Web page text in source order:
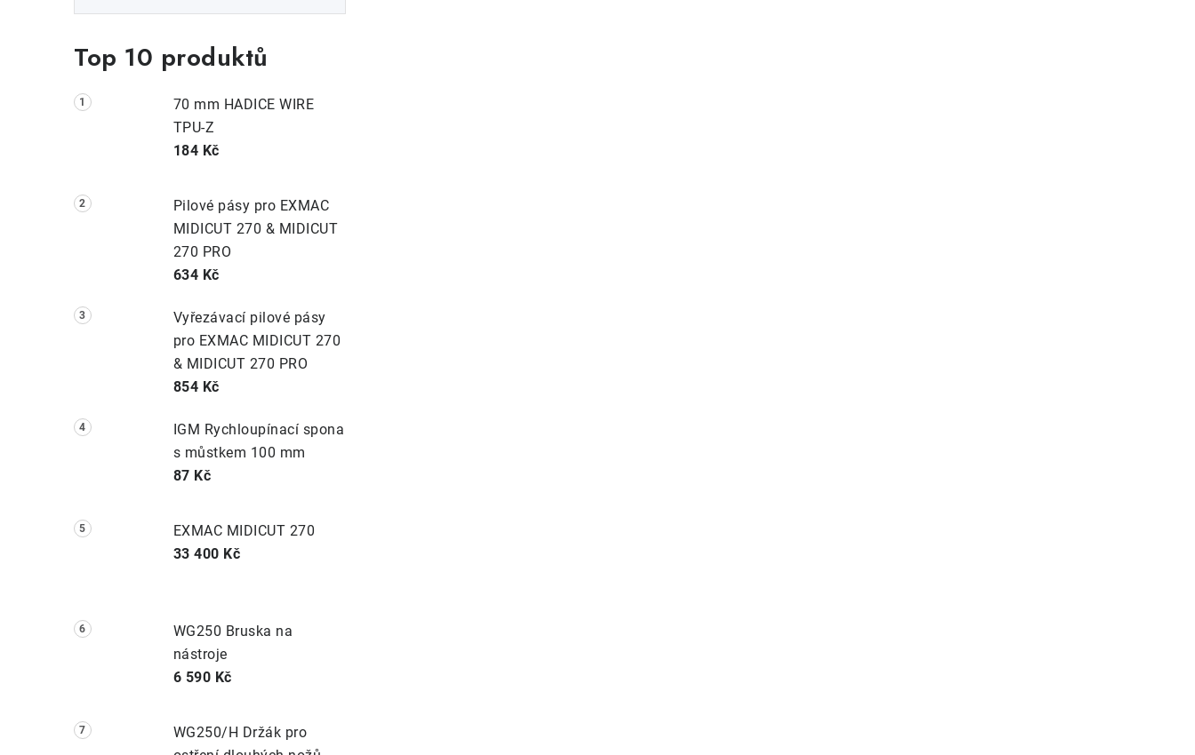
Top 10 produktů
70 mm HADICE WIRE
TPU-Z
184 Kč
Pilové pásy pro EXMAC
MIDICUT 270 & MIDICUT
270 PRO
634 Kč
Vyřezávací pilové pásy
pro EXMAC MIDICUT 270
& MIDICUT 270 PRO
854 Kč
IGM Rychloupínací spona
s můstkem 100 mm
87 Kč
EXMAC MIDICUT 270
33 400 Kč
WG250 Bruska na
nástroje
6 590 Kč
WG250/H Držák pro